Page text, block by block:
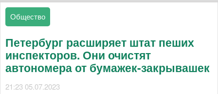
Общество
Петербург расширяет штат пеших
инспекторов. Они очистят
автономера от бумажек-закрывашек
21:23 05.07.2023